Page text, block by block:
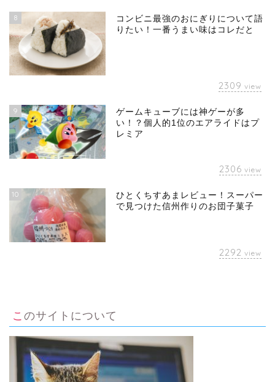
8
コンビニ最強のおにぎりについて語
りたい！一番うまい味はコレだと
2309 view
9
ゲームキューブには神ゲーが多
い！？個人的1位のエアライドはプ
レミア
2306 view
10
ひとくちすあまレビュー！スーパー
で見つけた信州作りのお団子菓子
2292 view
このサイトについて